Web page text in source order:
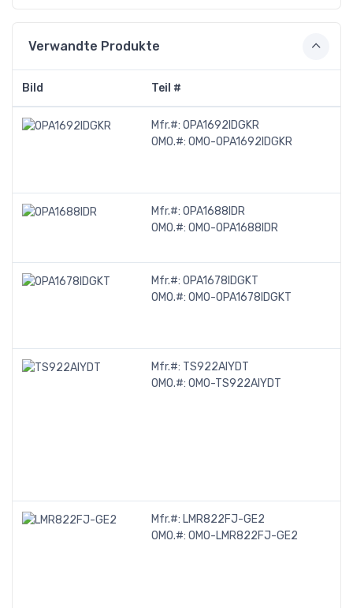
Verwandte Produkte
Bild Teil #
Mfr.#: OPA1692IDGKR
OMO.#: OMO-OPA1692IDGKR
Mfr.#: OPA1688IDR
OMO.#: OMO-OPA1688IDR
Mfr.#: OPA1678IDGKT
OMO.#: OMO-OPA1678IDGKT
Mfr.#: TS922AIYDT
OMO.#: OMO-TS922AIYDT
Mfr.#: LMR822FJ-GE2
OMO.#: OMO-LMR822FJ-GE2